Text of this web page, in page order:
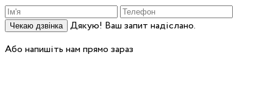
Чекаю дзвінка
Дякую! Ваш запит надіслано.
Або напишіть нам прямо зараз